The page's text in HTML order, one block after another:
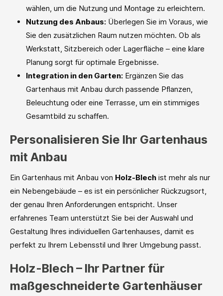
wählen, um die Nutzung und Montage zu erleichtern.
Nutzung des Anbaus: Überlegen Sie im Voraus, wie
Sie den zusätzlichen Raum nutzen möchten. Ob als
Werkstatt, Sitzbereich oder Lagerfläche – eine klare
Planung sorgt für optimale Ergebnisse.
Integration in den Garten: Ergänzen Sie das
Gartenhaus mit Anbau durch passende Pflanzen,
Beleuchtung oder eine Terrasse, um ein stimmiges
Gesamtbild zu schaffen.
Personalisieren Sie Ihr Gartenhaus
mit Anbau
Ein Gartenhaus mit Anbau von Holz-Blech ist mehr als nur
ein Nebengebäude – es ist ein persönlicher Rückzugsort,
der genau Ihren Anforderungen entspricht. Unser
erfahrenes Team unterstützt Sie bei der Auswahl und
Gestaltung Ihres individuellen Gartenhauses, damit es
perfekt zu Ihrem Lebensstil und Ihrer Umgebung passt.
Holz-Blech – Ihr Partner für
maßgeschneiderte Gartenhäuser